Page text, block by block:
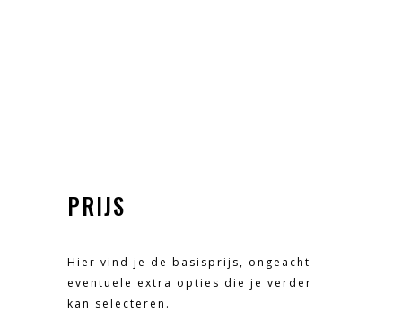
PRIJS
Hier vind je de basisprijs, ongeacht
eventuele extra opties die je verder
kan selecteren.